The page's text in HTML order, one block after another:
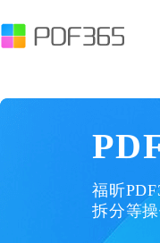
福昕
拆分等